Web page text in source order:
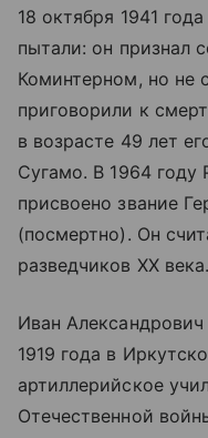
18 октября 1941
пытали: он признал
Коминтерном, но не
приговорили к
в возрасте 49 лет
Сугамо. В 1964 году
присвоено звание
(посмертно). Он
разведчиков XX века.
Иван
1919 года в
артиллерийское
Отечественной